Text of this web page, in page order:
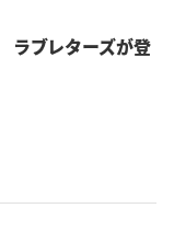
ラブレターズが登